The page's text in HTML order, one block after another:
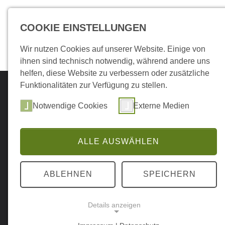
Skip to main navigation
Skip to main content
Skip to page footer
Sportshops
Submenu for "Sportshops"
Online
COOKIE EINSTELLUNGEN
Wir nutzen Cookies auf unserer Website. Einige von
ihnen sind technisch notwendig, während andere uns
helfen, diese Website zu verbessern oder zusätzliche
Funktionalitäten zur Verfügung zu stellen.
Notwendige Cookies Externe Medien
ALLE AUSWÄHLEN
ABLEHNEN SPEICHERN
Details anzeigen